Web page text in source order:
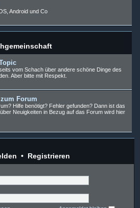
Android und Co
vom Schach über andere schöne Dinge des
Aber bitte mit Respekt.
Forum
Hilfe benötigt? Fehler gefunden? Dann ist das
Neuigkeiten in Bezug auf das Forum wird hier
• Registrieren